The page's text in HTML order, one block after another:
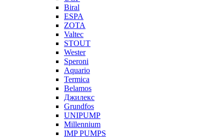
Biral
ESPA
ZOTA
Valtec
STOUT
Wester
Speroni
Aquario
Termica
Belamos
Джилекс
Grundfos
UNIPUMP
Millennium
IMP PUMPS